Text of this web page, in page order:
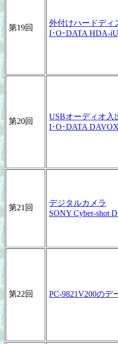
第19回
外付けハードディ
I･O･DATA HDA-
第20回
USBオーディオ入
I･O･DATA DAVOX
第21回
デジタルカメラ
SONY Cyber-shot
第22回 PC-9821V200のデ